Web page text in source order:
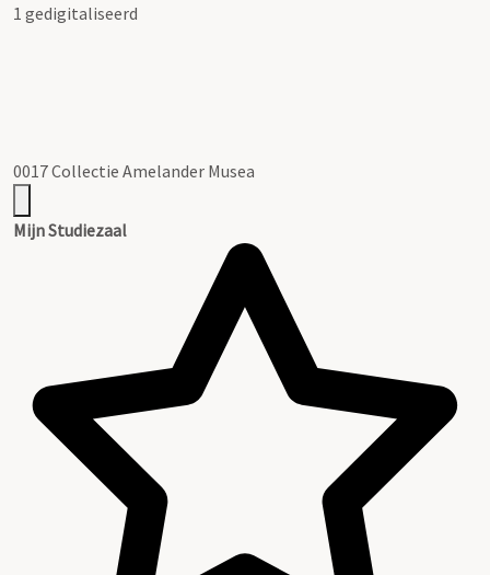
1 gedigitaliseerd
0017 Collectie Amelander Musea
Mijn Studiezaal